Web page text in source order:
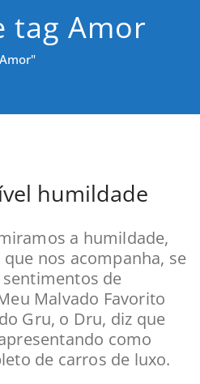
tag Amor
humildade
a humildade,
nos acompanha, se
de
Malvado Favorito
Gru, o Dru, diz que
como
de carros de luxo.